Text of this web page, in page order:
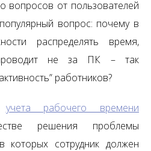
вопросов от пользователей
вопрос: почему в
распределять время,
проводит не за ПК – так
работников?
учета рабочего времени
решения проблемы
сотрудник должен